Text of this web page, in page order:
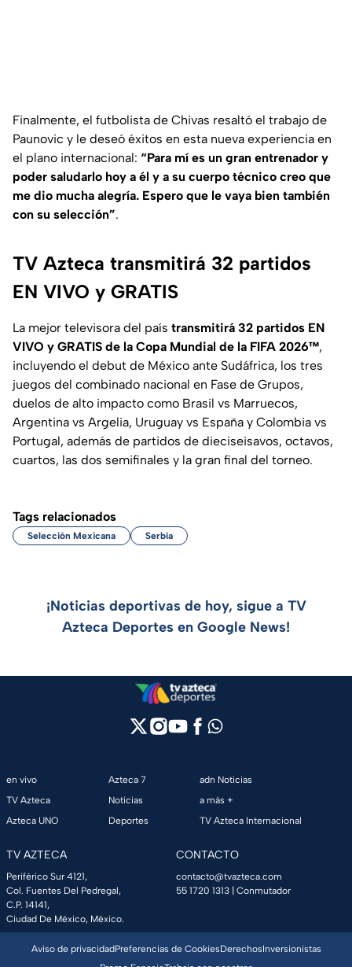
Finalmente, el futbolista de Chivas resaltó el trabajo de
Paunovic y le deseó éxitos en esta nueva experiencia en
el plano internacional: “Para mí es un gran entrenador y
poder saludarlo hoy a él y a su cuerpo técnico creo que
me dio mucha alegría. Espero que le vaya bien también
con su selección”.
TV Azteca transmitirá 32 partidos
EN VIVO y GRATIS
La mejor televisora del país transmitirá 32 partidos EN
VIVO y GRATIS de la Copa Mundial de la FIFA 2026™,
incluyendo el debut de México ante Sudáfrica, los tres
juegos del combinado nacional en Fase de Grupos,
duelos de alto impacto como Brasil vs Marruecos,
Argentina vs Argelia, Uruguay vs España y Colombia vs
Portugal, además de partidos de dieciseisavos, octavos,
cuartos, las dos semifinales y la gran final del torneo.
Tags relacionados
Selección Mexicana Serbia
¡Noticias deportivas de hoy, sigue a TV
Azteca Deportes en Google News!
en vivo
TV Azteca
Azteca UNO
Azteca 7
Noticias
Deportes
adn Noticias
a más +
TV Azteca Internacional
TV AZTECA
Periférico Sur 4121,
Col. Fuentes Del Pedregal,
C.P. 14141,
Ciudad De México, México.
CONTACTO
contacto@tvazteca.com
55 1720 1313 | Conmutador
Aviso de privacidadPreferencias de CookiesDerechosInversionistas